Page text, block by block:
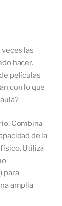
las
hacer.
películas
con lo que
Combina
de la
Utiliza
para
amplia